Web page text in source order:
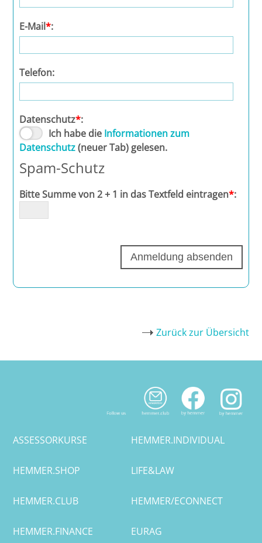
E-Mail*:
Telefon:
Datenschutz*:
Ich habe die Informationen zum
Datenschutz(neuer Tab) gelesen.
Spam-Schutz
Bitte Summe von 2 + 1 in das Textfeld eintragen*:
Zurück zur Übersicht
ASSESSORKURSE HEMMER.INDIVIDUAL
HEMMER.SHOP LIFE&LAW
HEMMER.CLUB HEMMER/ECONNECT
HEMMER.FINANCE EURAG
Leipzig
Lüneburg
Mainz
Mannheim
Marburg
München
Münster
Potsdam
Tübingen
Wiesbaden
Würzburg